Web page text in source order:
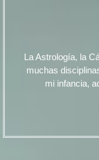
La Astrología, la
muchas
mi infancia,